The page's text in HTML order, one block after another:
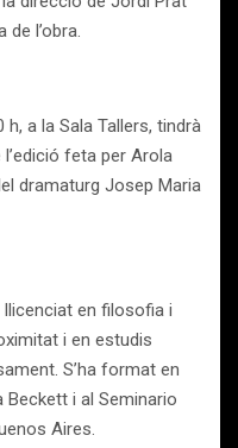
l’obra.
h, a la Sala Tallers, tindrà
feta per Arola
dramaturg Josep Maria
en filosofia i
i en estudis
S’ha format en
Beckett i al Seminario
Aires.